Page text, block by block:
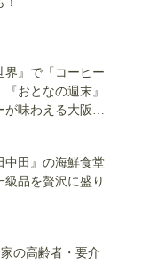
界』で「コーヒー
おとなの週末』
味わえる大阪の
中田』の海鮮食堂
品を贅沢に盛り
の高齢者・要介